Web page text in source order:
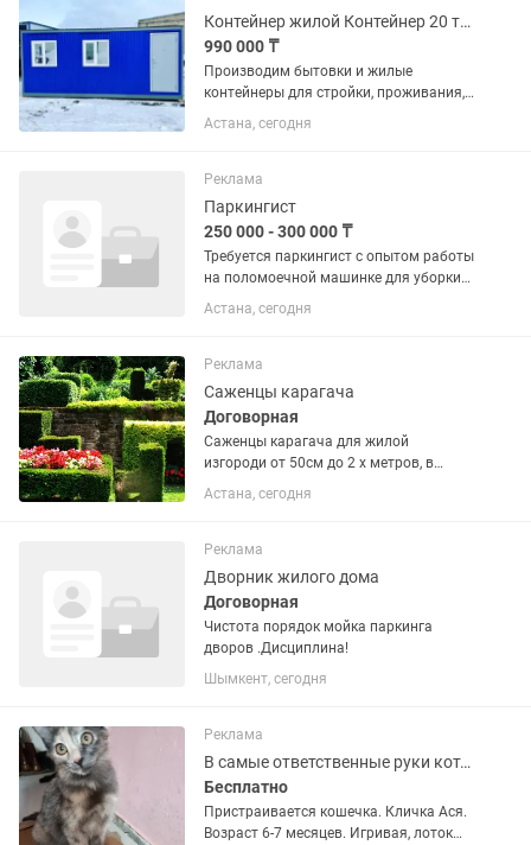
Состояние:...
Контейнер жилой Контейнер 20 тонн Контейнер 40 тонн Бытовка
990 000 ₸
Производим бытовки и жилые
контейнеры для стройки, проживания,
охраны и склада. Работаем как
обычное производство: есть склад,
сроки. В наличии есть стандартные...
Астана, сегодня
Реклама
Паркингист
250 000 - 300 000 ₸
Требуется паркингист с опытом работы
на поломоечной машинке для уборки
паркинга в жилой комплекс, район
Сарыарка, ул. Шыганак 1, пр. Аль-
суббота с 08:00-13:00.
Астана, сегодня
Реклама
Саженцы карагача
Договорная
Саженцы карагача для жилой
изгороди от 50см до 2 х метров, в
наличии и на заказ
Астана, сегодня
Реклама
Дворник жилого дома
Договорная
Чистота порядок мойка паркинга
дворов .Дисциплина!
Шымкент, сегодня
Реклама
В самые ответственные руки котенок
Бесплатно
Пристраивается кошечка. Кличка Ася.
Возраст 6-7 месяцев. Игривая, лоток